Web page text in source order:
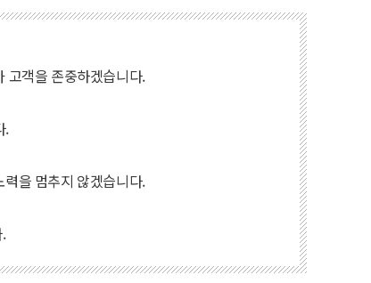
고객을 존중하겠습니다.
.
을 멈추지 않겠습니다.